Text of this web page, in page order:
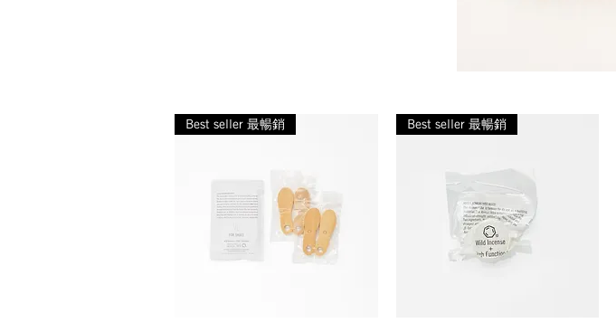
Best seller 最暢銷 Best seller 最暢銷